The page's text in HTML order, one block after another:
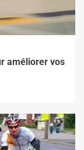
améliorer vos